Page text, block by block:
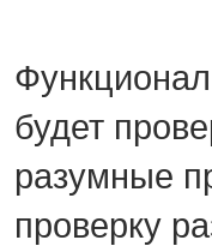
будет
разумные
проверку